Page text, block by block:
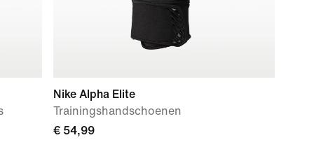
Nike Alpha Elite
Trainingshandschoenen
€ 54,99